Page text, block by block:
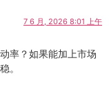
7 6 月, 2026 8:01 上午
率？如果能加上市场
。